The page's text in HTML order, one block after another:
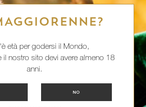
età per godersi il Mondo,
il nostro sito devi avere almeno 18
anni.
NO